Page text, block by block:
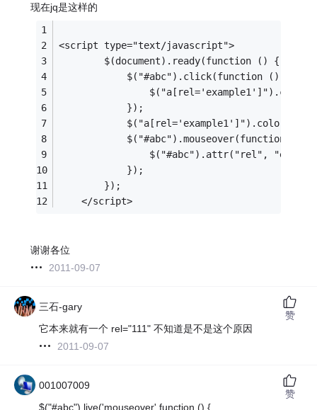
现在jq是这样的
<script type="text/javascript">
	    $(document).ready(function () {
	        $("#abc").click(function () {
	        });
	        $("#abc").mouseover(function () {
$("#abc").attr("rel",
	        });
	    });
	</script>
谢谢各位
2011-09-07
三石-gary
它本来就有一个 rel="111" 不知道是不是这个原因
2011-09-07
赞
001007009
$("#abc").live('mouseover',function () {
赞